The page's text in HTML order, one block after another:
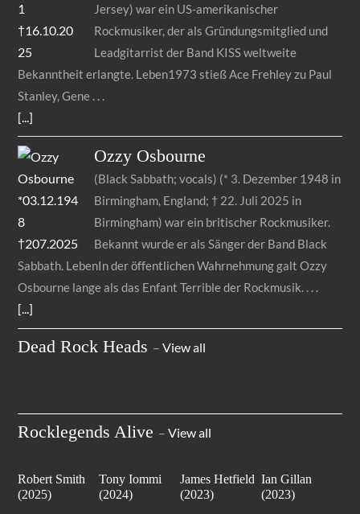
Jersey) war ein US-amerikanischer
Rockmusiker, der als Gründungsmitglied und
Leadgitarrist der Band KISS weltweite
Bekanntheit erlangte. Leben1973 stieß Ace Frehley zu Paul
Stanley, Gene
[...]
Ozzy Osbourne
(Black Sabbath; vocals) (* 3. Dezember 1948 in
Birmingham, England; † 22. Juli 2025 in
Birmingham) war ein britischer Rockmusiker.
Bekannt wurde er als Sänger der Band Black
Sabbath. LebenIn der öffentlichen Wahrnehmung galt Ozzy
Osbourne lange als das Enfant Terrible der Rockmusik.
[...]
Dead Rock Heads –View all
Rocklegends Alive –View all
Robert Smith
(2025)
Tony Iommi
(2024)
James Hetfield
(2023)
Ian Gillan
(2023)